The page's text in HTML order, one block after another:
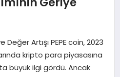
Değer Artışı PEPE coin, 2023
kripto para piyasasına
büyük ilgi gördü. Ancak